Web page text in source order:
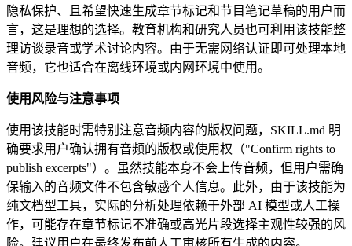
隐私保护、且希望快速生成章节标记和节目笔记草稿的用户而
言，这是理想的选择。教育机构和研究人员也可利用该技能整
理访谈录音或学术讨论内容。由于无需网络认证即可处理本地
音频，它也适合在离线环境或内网环境中使用。
使用风险与注意事项
使用该技能时需特别注意音频内容的版权问题，SKILL.md 明
确要求用户确认拥有音频的版权或使用权（"Confirm rights to
publish excerpts"）。虽然技能本身不会上传音频，但用户需确
保输入的音频文件不包含敏感个人信息。此外，由于该技能为
纯文档型工具，实际的分析处理依赖于外部 AI 模型或人工操
作，可能存在章节标记不准确或高光片段选择主观性较强的风